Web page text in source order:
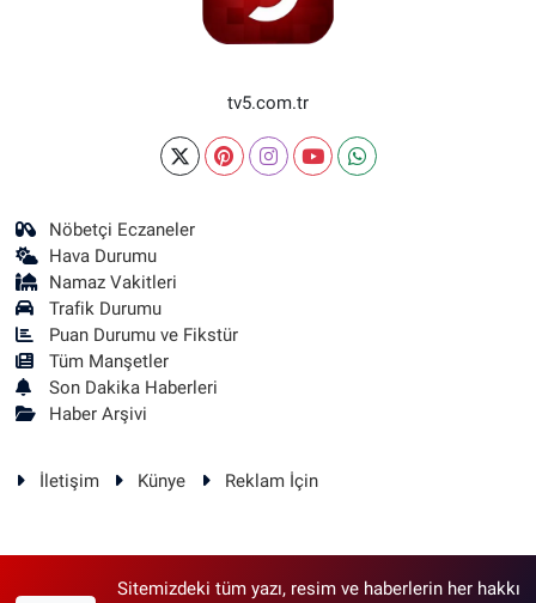
tv5.com.tr
Nöbetçi Eczaneler
Hava Durumu
Namaz Vakitleri
Trafik Durumu
Puan Durumu ve Fikstür
Tüm Manşetler
Son Dakika Haberleri
Haber Arşivi
İletişim Künye Reklam İçin
Sitemizdeki tüm yazı, resim ve haberlerin her hakkı